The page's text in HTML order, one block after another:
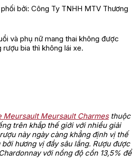
bởi: Công Ty TNHH MTV Thương
và phụ nữ mang thai không được
bia thì không lái xe.
Meursault Meursault Charmesthuộc
trên khắp thế giới với nhiều giải
này ngày càng khẳng định vị thế
hương vị đầy sâu lắng. Rượu được
với nồng độ cồn 13,5% để